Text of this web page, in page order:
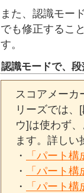
また、認識モー
でも修正するこ
す。
認識モードで、
スコアメーカ
リーズでは
ウ]は使わず
ます。詳し
・
「パート
・
「パート
・
「パート